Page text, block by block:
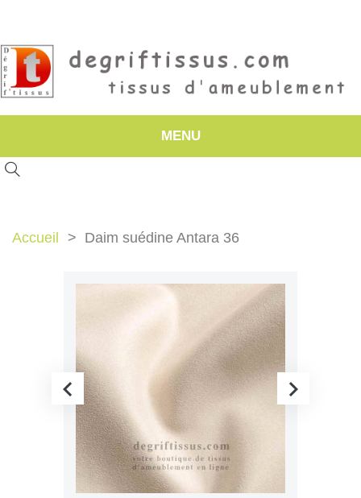
MENU
Accueil Daim suédine Antara 36